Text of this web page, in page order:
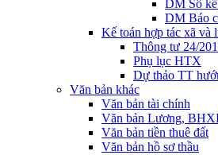
DM Sổ kế
DM Báo
Kế toán hợp tác xã và
Thông tư 24/
Phụ lục HTX
Dự thảo TT
Văn bản khác
Văn bản tài chính
Văn bản Lương,
Văn bản tiền thuê đất
Văn bản hồ sơ thầu